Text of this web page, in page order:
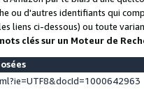
ou d'autres identifiants qui
liens ci-dessous) ou toute
clés sur un Moteur de